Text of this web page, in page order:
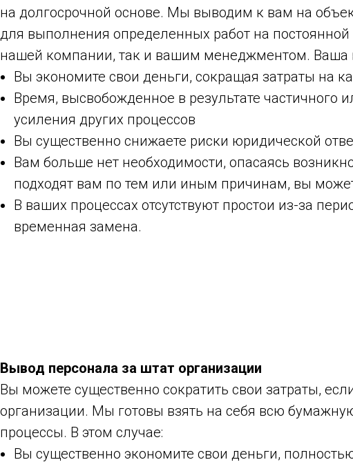
на долгосрочной основе. Мы выводим к вам на
для выполнения определенных работ на
нашей компании, так и вашим менеджментом. Ваша
Вы экономите свои деньги, сокращая затраты на
Время, высвобожденное в результате
усиления других процессов
Вы существенно снижаете риски юридической
Вам больше нет необходимости, опасаясь
подходят вам по тем или иным причинам, вы
В ваших процессах отсутствуют простои из-за
временная замена.
Вывод персонала за штат организации
Вы можете существенно сократить свои затраты,
организации. Мы готовы взять на себя всю
процессы. В этом случае:
Вы существенно экономите свои деньги,